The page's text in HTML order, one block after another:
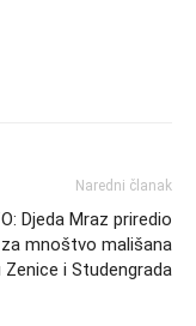
Naredni članak
Djeda Mraz priredio
mnoštvo mališana
Zenice i Studengrada